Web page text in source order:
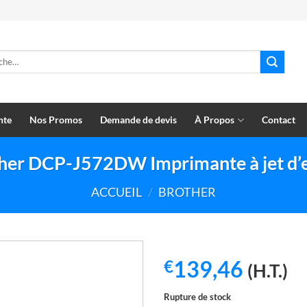
Nos Promos Demande de devis À Propos Contact
DCP-J572DW Imprimante à jet
ACCUEIL / BROTHER
€139,46 (H.T.)
Rupture de stock